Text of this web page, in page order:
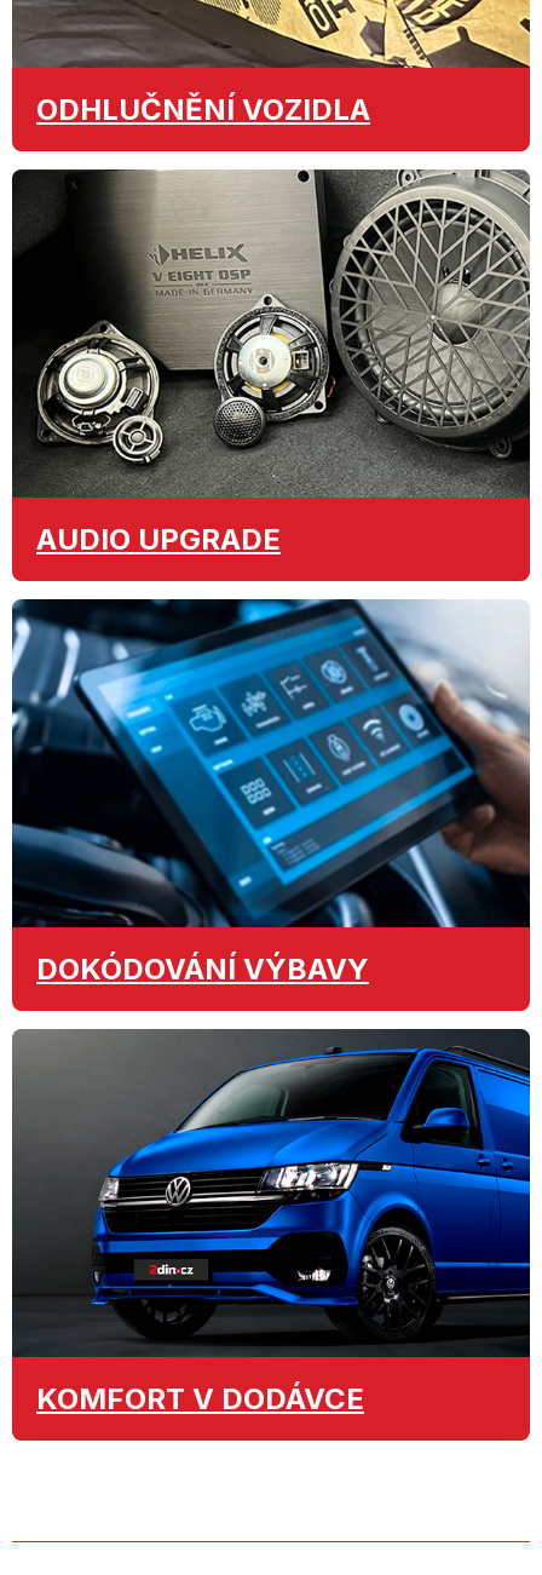
ODHLUČNĚNÍ VOZIDLA
AUDIO UPGRADE
DOKÓDOVÁNÍ VÝBAVY
KOMFORT V DODÁVCE